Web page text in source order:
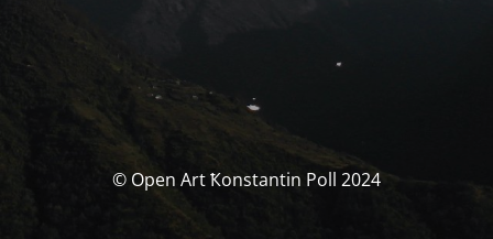
© Open Art Ҟonstantin Poll 2024